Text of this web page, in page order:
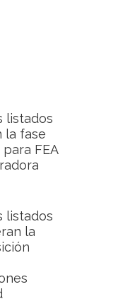
listados
la fase
FEA
listados
la